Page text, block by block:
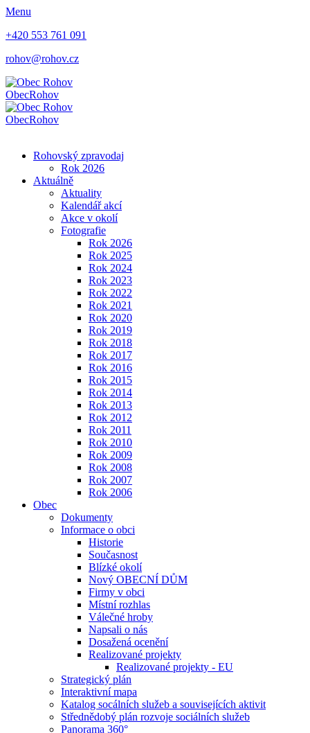
Menu
+420 553 761 091
rohov@rohov.cz
ObecRohov
ObecRohov
Rohovský zpravodaj
Rok 2026
Aktuálně
Aktuality
Kalendář akcí
Akce v okolí
Fotografie
Rok 2026
Rok 2025
Rok 2024
Rok 2023
Rok 2022
Rok 2021
Rok 2020
Rok 2019
Rok 2018
Rok 2017
Rok 2016
Rok 2015
Rok 2014
Rok 2013
Rok 2012
Rok 2011
Rok 2010
Rok 2009
Rok 2008
Rok 2007
Rok 2006
Obec
Dokumenty
Informace o obci
Historie
Současnost
Blízké okolí
Nový OBECNÍ DŮM
Firmy v obci
Místní rozhlas
Válečné hroby
Napsali o nás
Dosažená ocenění
Realizované projekty
Realizované projekty - EU
Strategický plán
Interaktivní mapa
Katalog socálních služeb a souvisejících aktivit
Střednědobý plán rozvoje sociálních služeb
Panorama 360°